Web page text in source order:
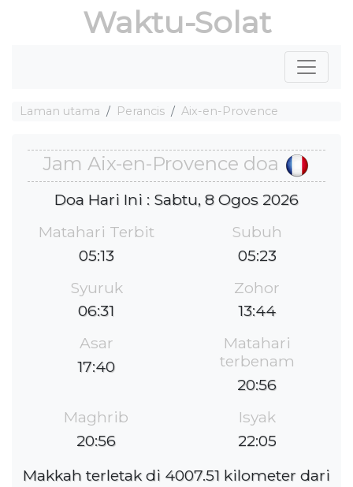
Waktu-Solat
Laman utama Perancis Aix-en-Provence
Jam Aix-en-Provence doa
Doa Hari Ini : Sabtu, 8 Ogos 2026
Matahari Terbit
05:13
Subuh
05:23
Syuruk
06:31
Zohor
13:44
Asar
17:40
Matahari
terbenam
20:56
Maghrib
20:56
Isyak
22:05
Makkah terletak di 4007.51 kilometer dari